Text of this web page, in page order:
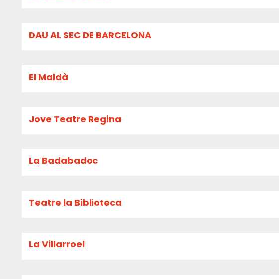
DAU AL SEC DE BARCELONA
El Maldà
Jove Teatre Regina
La Badabadoc
Teatre la Biblioteca
La Villarroel